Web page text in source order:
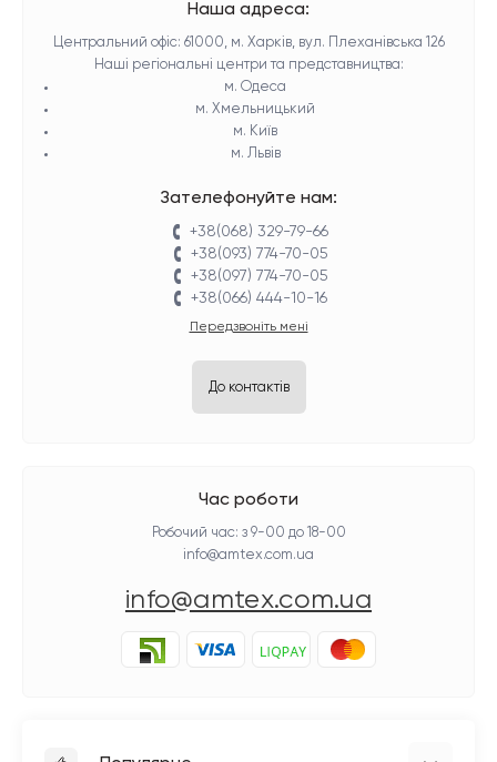
Наша адреса:
Центральний офіс: 61000, м. Харків, вул. Плеханівська 126
Наші регіональні центри та представництва:
м. Одеса
м. Хмельницький
м. Київ
м. Львів
Зателефонуйте нам:
+38(068) 329-79-66
+38(093) 774-70-05
+38(097) 774-70-05
+38(066) 444-10-16
Передзвоніть мені
До контактів
Час роботи
Робочий час: з 9-00 до 18-00
info@amtex.com.ua
info@amtex.com.ua